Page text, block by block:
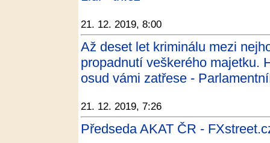
21. 12. 2019, 8:00
Až deset let kriminálu mezi
propadnutí veškerého majetku.
osud vámi zatřese -
21. 12. 2019, 7:26
Předseda AKAT ČR -